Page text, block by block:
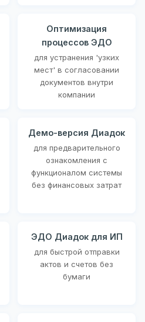
Оптимизация
процессов ЭДО
для устранения 'узких
мест' в согласовании
документов внутри
компании
Демо-версия Диадок
для предварительного
ознакомления с
функционалом системы
без финансовых затрат
ЭДО Диадок для ИП
для быстрой отправки
актов и счетов без
бумаги